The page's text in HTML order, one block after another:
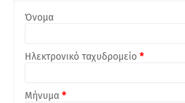
Όνομα
Ηλεκτρονικό ταχυδρομείο *
Μήνυμα *